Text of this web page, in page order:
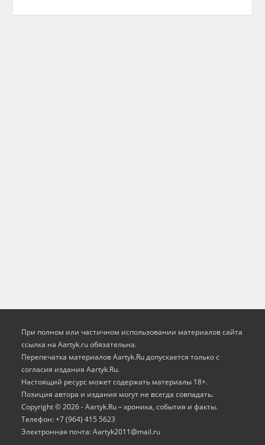
При полном или частичном использовании материалов сайта
ссылка на Aartyk.ru oбязательна.
Перепечатка материалов Aartyk.Ru допускается только с
согласия издания Aartyk.Ru.
Настоящий ресурс может содержать материалы 18+.
Позиция автора и издания могут не всегда совпадать.
Copyright © 2026 - Aartyk.Ru – хроника, события и факты.
Телефон: +7 (964) 415 5623
Электронная почта: Aartyk2011@mail.ru